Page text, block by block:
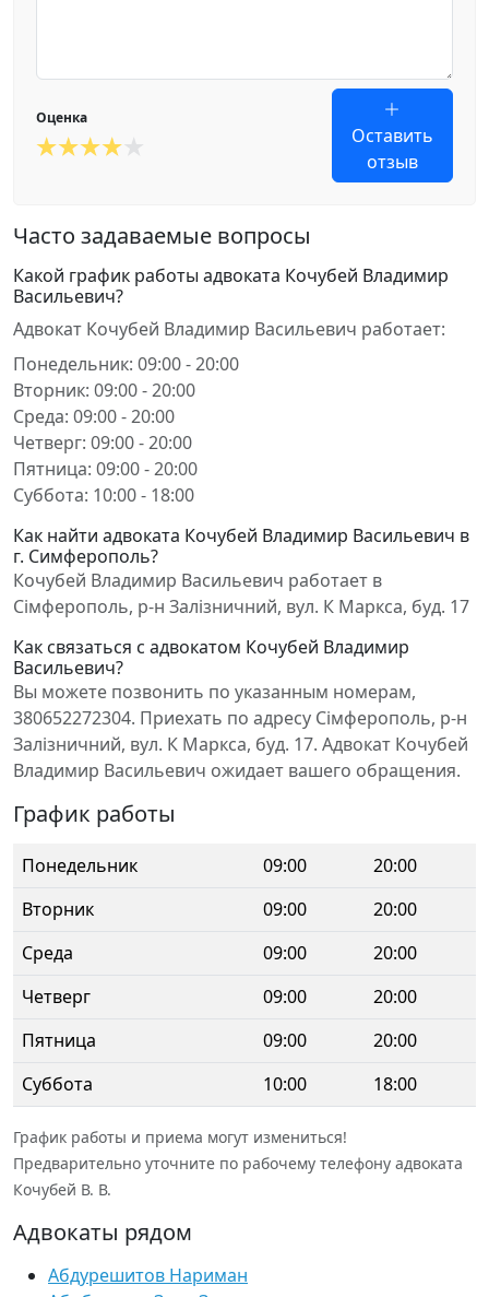
Оценка
Оставить
отзыв
Часто задаваемые вопросы
Какой график работы адвоката Кочубей Владимир
Васильевич?
Адвокат Кочубей Владимир Васильевич работает:
Понедельник: 09:00 - 20:00
Вторник: 09:00 - 20:00
Среда: 09:00 - 20:00
Четверг: 09:00 - 20:00
Пятница: 09:00 - 20:00
Суббота: 10:00 - 18:00
Как найти адвоката Кочубей Владимир Васильевич в
г. Симферополь?
Кочубей Владимир Васильевич работает в
Сімферополь, р-н Залізничний, вул. К Маркса, буд. 17
Как связаться с адвокатом Кочубей Владимир
Васильевич?
Вы можете позвонить по указанным номерам,
380652272304. Приехать по адресу Сімферополь, р-н
Залізничний, вул. К Маркса, буд. 17. Адвокат Кочубей
Владимир Васильевич ожидает вашего обращения.
График работы
Понедельник 09:00
20:00
Вторник
09:00
20:00
Среда
09:00
20:00
Четверг
09:00
20:00
Пятница
09:00
20:00
Суббота
10:00 18:00
График работы и приема могут измениться!
Предварительно уточните по рабочему телефону адвоката
Кочубей В. В.
Адвокаты рядом
Абдурешитов Нариман